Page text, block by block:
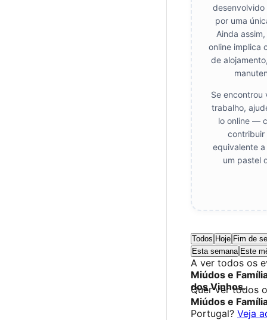
desenvolvido
por uma
Ainda
online implica
de
Se encontrou
trabalho,
lo online —
contribuir
equivalente
um pastel
Todos Hoje Fim de
Esta semana Este
A ver todos os
Miúdos e
dos Vinhos.
Quer ver todos
Miúdos e
Portugal? Veja